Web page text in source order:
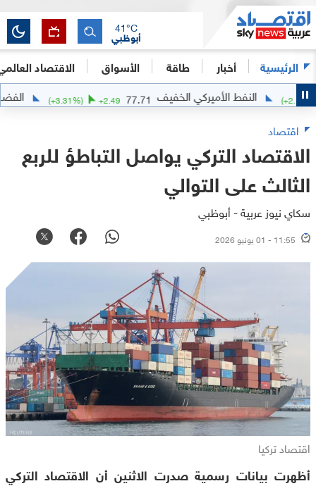
الرئيسية أخبار طاقة الأسواق الاقتصاد
أبوظبي
41°C
النفط الأميركي الخفيف 77.71
+2.49
(+ 3.31%) الفضة
اقتصاد
الاقتصاد التركي يواصل التباطؤ للربع
الثالث على التوالي
سكاي نيوز عربية - أبوظبي
11:55 - 01 يونيو 2026
اقتصاد تركيا
أظهرت بيانات رسمية صدرت الاثنين أن الاقتصاد التركي